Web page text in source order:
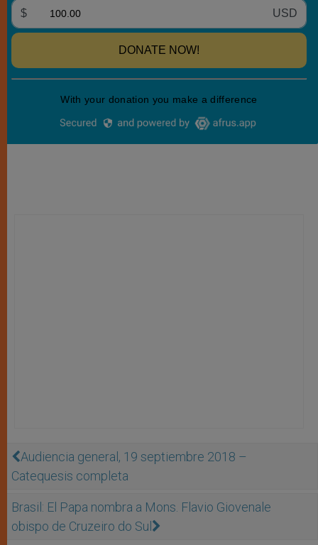
Audiencia general, 19 septiembre 2018 –
Catequesis completa
Brasil: El Papa nombra a Mons. Flavio Giovenale
obispo de Cruzeiro do Sul